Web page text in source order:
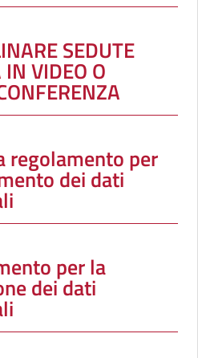
SEDUTE
VIDEO O
regolamento per
dei dati
per la
dei dati